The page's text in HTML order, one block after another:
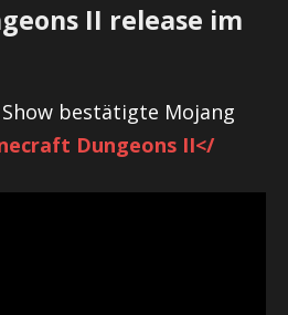
II release im
bestätigte Mojang
Dungeons II</